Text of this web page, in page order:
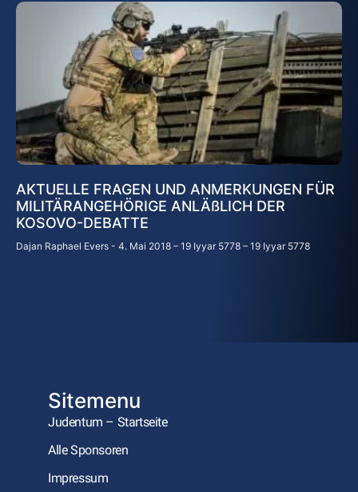
AKTUELLE FRAGEN UND ANMERKUNGEN FÜR
MILITÄRANGEHÖRIGE ANLÄßLICH DER
KOSOVO-DEBATTE
Dajan Raphael Evers 4. Mai 2018 – 19 Iyyar 5778 – 19 Iyyar 5778
Sitemenu
Judentum – Startseite
Alle Sponsoren
Impressum